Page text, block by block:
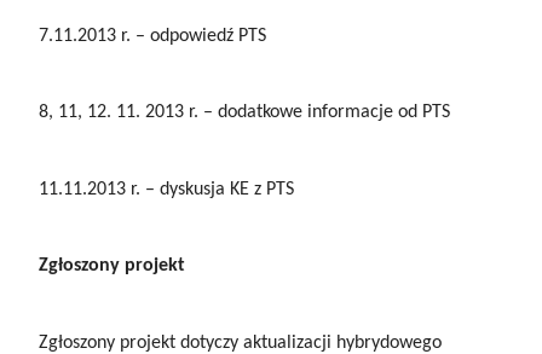
7.11.2013 r. – odpowiedź PTS
8, 11, 12. 11. 2013 r. – dodatkowe informacje od PTS
11.11.2013 r. – dyskusja KE z PTS
Zgłoszony projekt
Zgłoszony projekt dotyczy aktualizacji hybrydowego